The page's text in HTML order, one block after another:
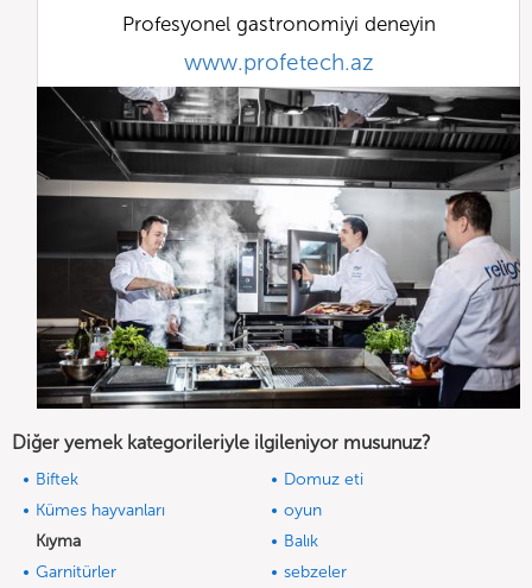
Profesyonel gastronomiyi deneyin
www.profetech.az
Diğer yemek kategorileriyle ilgileniyor musunuz?
Biftek
Domuz eti
Kümes hayvanları
oyun
Kıyma
Balık
Garnitürler
sebzeler